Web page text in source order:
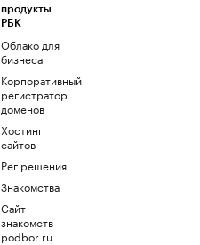
продукты
РБК
Облако для
бизнеса
Корпоративный
регистратор
доменов
Хостинг
сайтов
Рег.решения
Знакомства
Сайт
знакомств
podbor.ru